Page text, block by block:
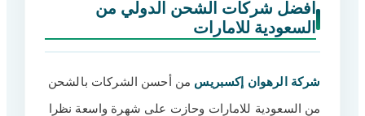
2 ارخص شركة شحن من السعودية للامارات
السعودية للامارات
4 كوادر متخصصة بالتعامل مع العفش
افضل شركات الشحن الدولي من
السعودية للامارات
شركة الرهوان إكسبريس من أحسن الشركات بالشحن
من السعودية للامارات وحازت على شهرة واسعة نظرا